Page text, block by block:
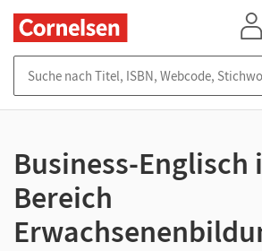
Business-Englisch
Bereich